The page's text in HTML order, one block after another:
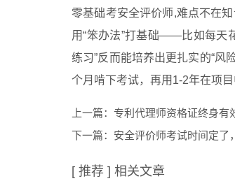
零基础考安全评价师,难点不在
用“笨办法”打基础——比如每天
练习”反而能培养出更扎实的“风
个月啃下考试，再用1-2年在项
上一篇： 专利代理师资格证终身有
下一篇： 安全评价师考试时间定了
[ 推荐 ] 相关文章